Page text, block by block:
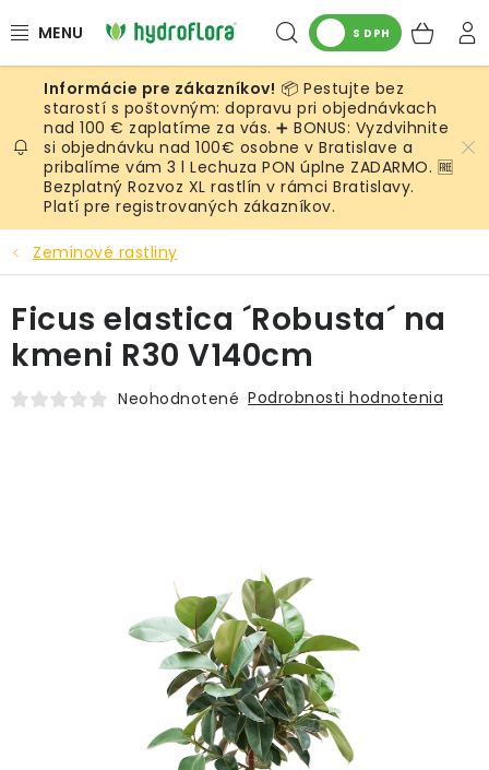
na
Hľadať
S DPH
RASTLINY
UMELÉ RASTLINY
KVETINÁČE
SUBSTRÁTY A PRÍSLUŠENSTVO
SERVIS INTERIÉROVEJ ZELENE
INTERIÉROVÉ DEKORÁCIE
📦 Pestujte bez
starostí s poštovným: dopravu pri objednávkach
nad 100 € zaplatíme za vás. ➕ BONUS: Vyzdvihnite
si objednávku nad 100€ osobne v Bratislave a
pribalíme vám 3 l Lechuza PON úplne ZADARMO. 🆓
Bezplatný Rozvoz XL rastlín v rámci Bratislavy.
Platí pre registrovaných zákazníkov.
Zeminové rastliny
Ficus elastica ´Robusta´ na
kmeni R30 V140cm
Neohodnotené Podrobnosti hodnotenia